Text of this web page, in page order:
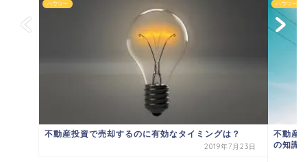
ハウツー
不動産投資で売却するのに有効なタイミングは？
2019年7月23日
ハウツー
不動産
の知識